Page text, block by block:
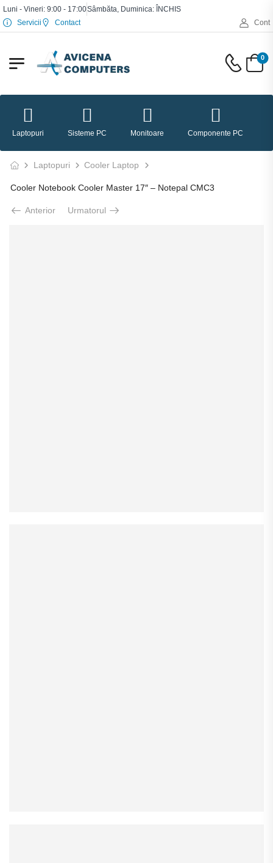
Luni - Vineri: 9:00 - 17:00Sâmbăta, Duminica: ÎNCHIS
Servicii
Contact Cont
0
Laptopuri Sisteme PC Monitoare Componente PC
Laptopuri Cooler Laptop
Cooler Notebook Cooler Master 17″ – Notepal CMC3
Anterior Urmatorul